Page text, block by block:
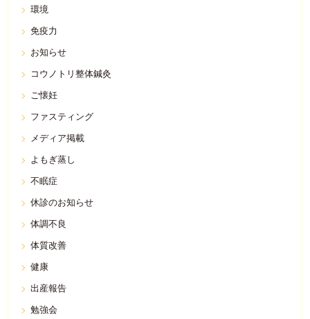
環境
免疫力
お知らせ
コウノトリ整体鍼灸
ご懐妊
ファスティング
メディア掲載
よもぎ蒸し
不眠症
休診のお知らせ
体調不良
体質改善
健康
出産報告
勉強会